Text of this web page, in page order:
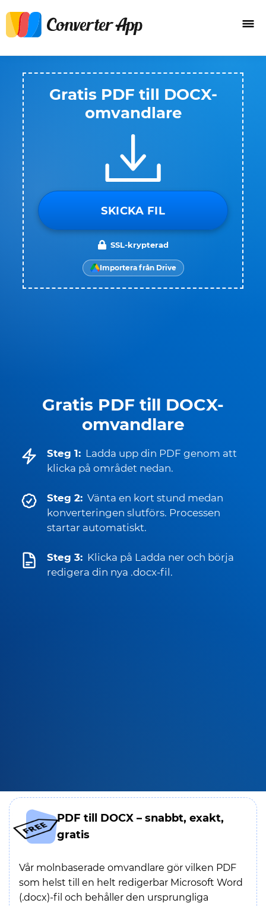
Gratis PDF till DOCX-
omvandlare
Steg 1: Ladda upp din PDF genom att
klicka på området nedan.
Steg 2: Vänta en kort stund medan
konverteringen slutförs. Processen
startar automatiskt.
Steg 3: Klicka på Ladda ner och börja
redigera din nya .docx-fil.
Gratis PDF till DOCX-
omvandlare
SKICKA FIL
SSL-krypterad
Importera från Drive
PDF till DOCX – snabbt, exakt,
gratis
Vår molnbaserade omvandlare gör vilken PDF
som helst till en helt redigerbar Microsoft Word
(.docx)-fil och behåller den ursprungliga